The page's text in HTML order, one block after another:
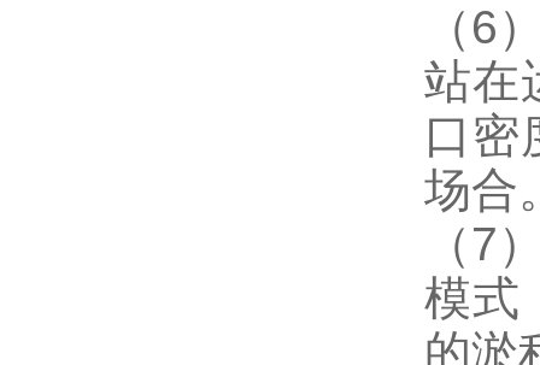
（6
站在
口密
场合
（7
模式
的淤